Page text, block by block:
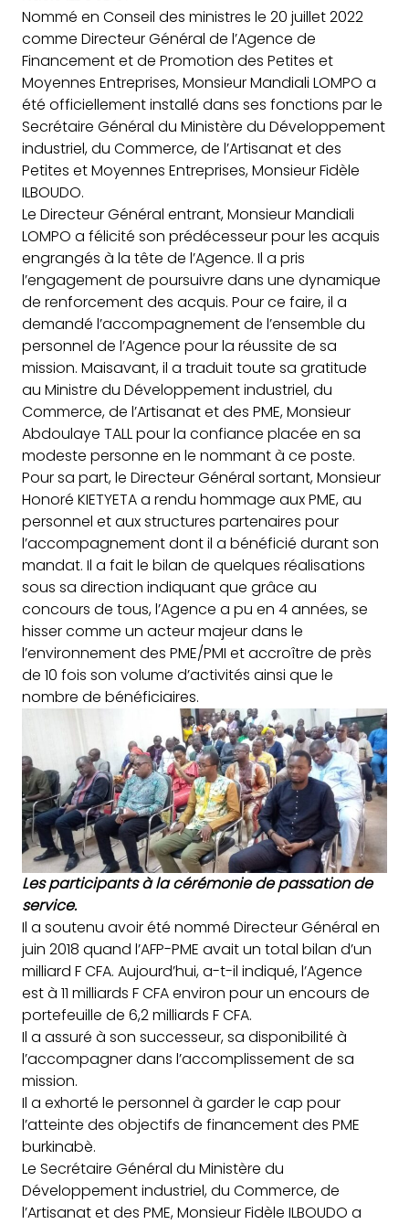
Nommé en Conseil des ministres le 20 juillet 2022
comme Directeur Général de l’Agence de
Financement et de Promotion des Petites et
Moyennes Entreprises, Monsieur Mandiali LOMPO a
été officiellement installé dans ses fonctions par le
Secrétaire Général du Ministère du Développement
industriel, du Commerce, de l’Artisanat et des
Petites et Moyennes Entreprises, Monsieur Fidèle
ILBOUDO.
Le Directeur Général entrant, Monsieur Mandiali
LOMPO a félicité son prédécesseur pour les acquis
engrangés à la tête de l’Agence. Il a pris
l’engagement de poursuivre dans une dynamique
de renforcement des acquis. Pour ce faire, il a
demandé l’accompagnement de l’ensemble du
personnel de l’Agence pour la réussite de sa
mission. Maisavant, il a traduit toute sa gratitude
au Ministre du Développement industriel, du
Commerce, de l’Artisanat et des PME, Monsieur
Abdoulaye TALL pour la confiance placée en sa
modeste personne en le nommant à ce poste.
Pour sa part, le Directeur Général sortant, Monsieur
Honoré KIETYETA a rendu hommage aux PME, au
personnel et aux structures partenaires pour
l’accompagnement dont il a bénéficié durant son
mandat. Il a fait le bilan de quelques réalisations
sous sa direction indiquant que grâce au
concours de tous, l’Agence a pu en 4 années, se
hisser comme un acteur majeur dans le
l’environnement des PME/PMI et accroître de près
de 10 fois son volume d’activités ainsi que le
nombre de bénéficiaires.
Les participants à la cérémonie de passation de
service.
Il a soutenu avoir été nommé Directeur Général en
juin 2018 quand l’AFP-PME avait un total bilan d’un
milliard F CFA. Aujourd’hui, a-t-il indiqué, l’Agence
est à 11 milliards F CFA environ pour un encours de
portefeuille de 6,2 milliards F CFA.
Il a assuré à son successeur, sa disponibilité à
l’accompagner dans l’accomplissement de sa
mission.
Il a exhorté le personnel à garder le cap pour
l’atteinte des objectifs de financement des PME
burkinabè.
Le Secrétaire Général du Ministère du
Développement industriel, du Commerce, de
l’Artisanat et des PME, Monsieur Fidèle ILBOUDO a